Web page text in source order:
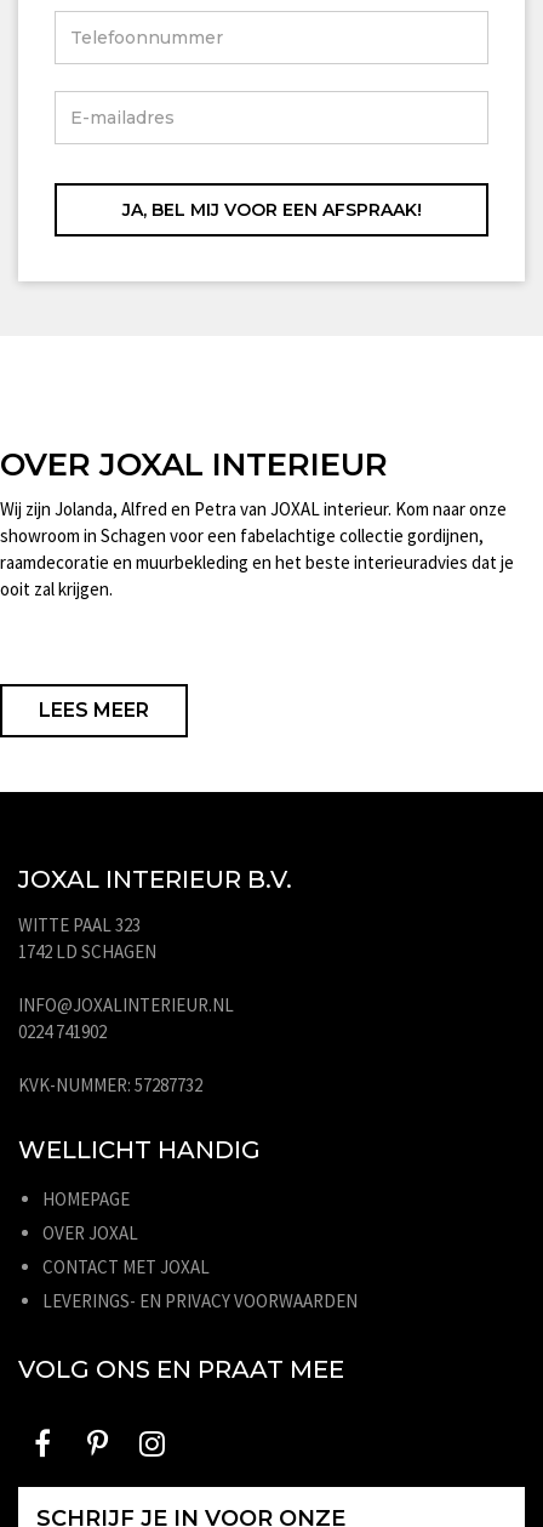
OVER JOXAL INTERIEUR
Wij zijn Jolanda, Alfred en Petra van JOXAL interieur. Kom naar onze
showroom in Schagen voor een fabelachtige collectie gordijnen,
raamdecoratie en muurbekleding en het beste interieuradvies dat je
ooit zal krijgen.
LEES MEER
JOXAL INTERIEUR B.V.
WITTE PAAL 323
1742 LD SCHAGEN
INFO@JOXALINTERIEUR.NL
0224 741902
KVK-NUMMER: 57287732
WELLICHT HANDIG
HOMEPAGE
OVER JOXAL
CONTACT MET JOXAL
LEVERINGS- EN PRIVACY VOORWAARDEN
VOLG ONS EN PRAAT MEE
SCHRIJF JE IN VOOR ONZE